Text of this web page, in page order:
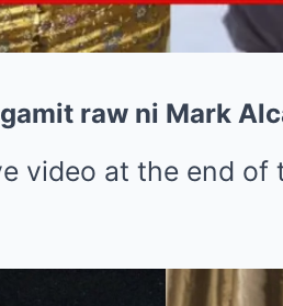
raw ni Mark
video at the end